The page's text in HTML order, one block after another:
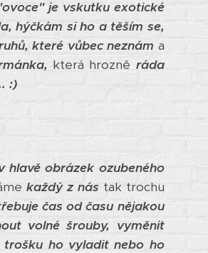
je vskutku exotické
hýčkám si ho a těším se,
které vůbec neznám a
která hrozně ráda
:)
hlavě obrázek ozubeného
každý z nástak trochu
čas od času nějakou
volné šrouby, vyměnit
trošku ho vyladit nebo ho